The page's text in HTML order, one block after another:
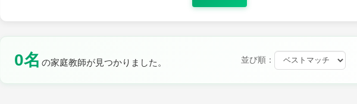
0名 の家庭教師が見つかりました。 並び順：